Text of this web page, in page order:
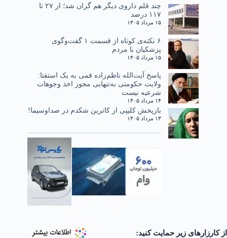
چند قلم داروی دیگر هم گران شد؛ از ۲۷ تا
۱۱۷ درصد
۱۵ مرداد ۱۴۰۵
۶ نکته‌ی کوتاه از قسمت ۱ گفت‌وگوی
پزشکیان با مردم
۱۵ مرداد ۱۴۰۵
پاسخ آیت‌الله ناظم‌زاده قمی به یک استفتا:
ولایت حکومتی به‌تنهایی مجوز اخذ وجوهات
شرعیه نیست
۱۴ مرداد ۱۴۰۵
بازپخش کلیپی از کاترین شکدم در صداوسیما!
۱۳ مرداد ۱۴۰۵
از کارزارهای زیر حمایت کنید: